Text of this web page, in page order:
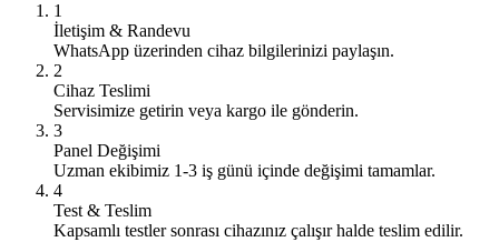
1
İletişim & Randevu
WhatsApp üzerinden cihaz bilgilerinizi paylaşın.
2
Cihaz Teslimi
Servisimize getirin veya kargo ile gönderin.
3
Panel Değişimi
Uzman ekibimiz 1-3 iş günü içinde değişimi tamamlar.
4
Test & Teslim
Kapsamlı testler sonrası cihazınız çalışır halde teslim edilir.